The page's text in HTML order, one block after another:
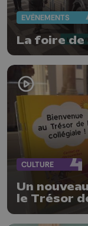
EVÈNEMENTS
La foire
CULTURE
Un
le Trésor